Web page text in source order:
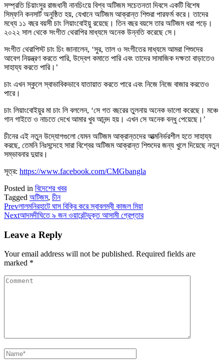
সম্প্রতি চিয়াংসুর রাজধানী নানচিংয়ে বিশ্ব অটিজম সচেতনতা দিবসে একটি বিশেষ
সিম্ফনি কনসার্ট অনুষ্ঠিত হয়, যেখানে অটিজম আক্রান্ত শিশুরা পারফর্ম করে। তাদের
মধ্যে ১১ বছর বয়সী চাং লিয়াংবোইয়ু রয়েছে। তিন বছর বয়সে তার অটিজম ধরা পড়ে।
২০২২ সাল থেকে সংগীত থেরাপির মাধ্যমে অনেক উন্নতি করেছে সে।
সংগীত থেরাপিস্ট চাং চিং জানালেন, ‘সুর, তাল ও সংগীতের মাধ্যমে আমরা শিশুদের
আবেগ নিয়ন্ত্রণ করতে পারি, উদ্বেগ কমাতে পারি এবং তাদের সামাজিক দক্ষতা বাড়াতেও
সাহায্য করতে পারি।’
চাং এখন স্কুলে স্বাভাবিকভাবে যাতায়াত করতে পারে এবং নিজে নিজে বাজার করতেও
পারে।
চাং লিয়াংবোইয়ুর মা চাং লি বললেন, ‘সে গত বছরের তুলনায় অনেক ভালো করেছে। মঞ্চে
গান গাইতে ও নাচতে দেখে আমার খুব আনন্দ হয়। এখন সে অনেক বন্ধু পেয়েছে।’
চীনের এই নতুন উদ্যোগগুলো যেমন অটিজম আক্রান্তদের আত্মনির্ভরশীল হতে সাহায্য
করছে, তেমনি নিঃসন্দেহে সারা বিশ্বের অটিজম আক্রান্ত শিশুদের জন্য খুলে দিয়েছে নতুন
সম্ভাবনার দুয়ার।
সূত্র: https://www.facebook.com/CMGbangla
Posted in বিদেশের খবর
Tagged অটিজম, চীন
Prevলালমনিরহাটে ঘাস বিক্রি করে স্বাবলম্বী কাজল মিয়া
Nextআদমদীঘিতে ৯ জন ওয়ারেন্টভুক্ত আসামী গ্রেপ্তার
Leave a Reply
Your email address will not be published. Required fields are
marked *